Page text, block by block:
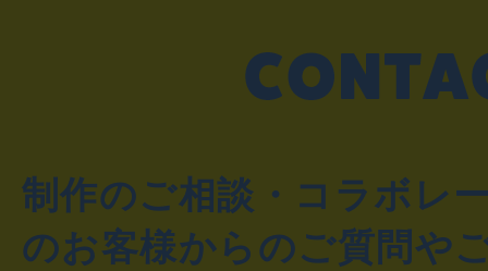
制作のご相談・コラボレ
のお客様からのご質問や